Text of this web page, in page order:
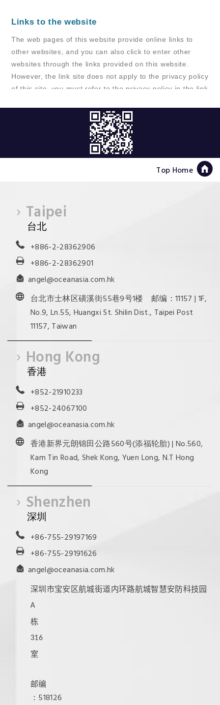
Top Home
Taipei
台北
+886-2-28362906
+886-2-28362901
angel@oceanasia.com.hk
台北市士林区磺溪街55巷9号1楼 邮编：11157 | 1F,
No.9, Ln.55, Huangxi St. Shilin Dist., Taipei Post
11157, Taiwan
Hong Kong
香港
+852-21910233
+852-24067100
angel@oceanasia.com.hk
香港新界元朗锦田公路560号(添福轮胎) | No.560,
Kam Tin Road, Shek Kong, Yuen Long, N.T Hong
Kong
Shenzhen
深圳
+86-755-29197169
+86-755-29191626
angel@oceanasia.com.hk
深圳市宝安区航城街道内环路航城智慧安防科技园
A
栋
316
室
邮编
：518126